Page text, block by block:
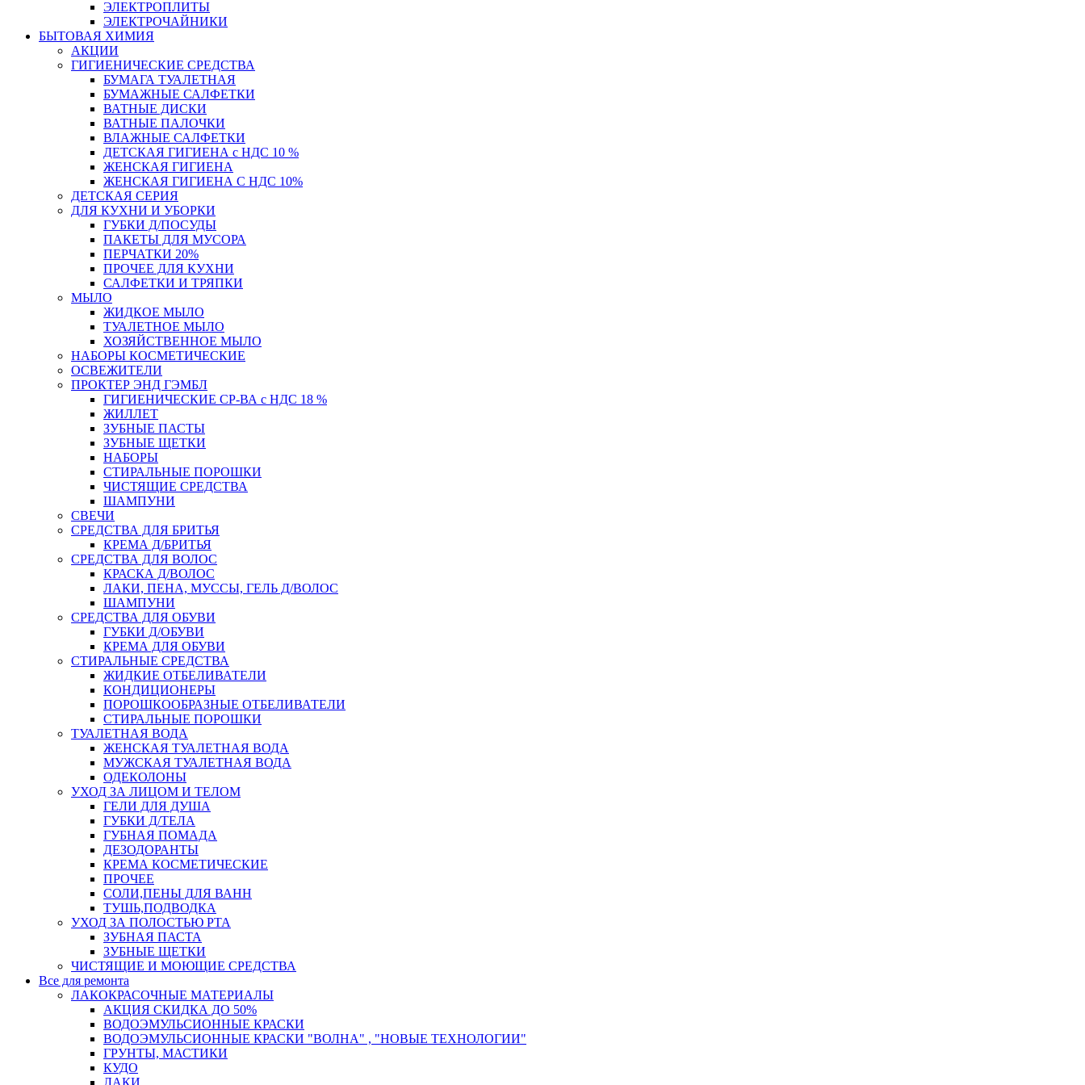
ЭЛЕКТРОПЛИТЫ
ЭЛЕКТРОЧАЙНИКИ
БЫТОВАЯ ХИМИЯ
АКЦИИ
ГИГИЕНИЧЕСКИЕ СРЕДСТВА
БУМАГА ТУАЛЕТНАЯ
БУМАЖНЫЕ САЛФЕТКИ
ВАТНЫЕ ДИСКИ
ВАТНЫЕ ПАЛОЧКИ
ВЛАЖНЫЕ САЛФЕТКИ
ДЕТСКАЯ ГИГИЕНА с НДС 10 %
ЖЕНСКАЯ ГИГИЕНА
ЖЕНСКАЯ ГИГИЕНА С НДС 10%
ДЕТСКАЯ СЕРИЯ
ДЛЯ КУХНИ И УБОРКИ
ГУБКИ Д/ПОСУДЫ
ПАКЕТЫ ДЛЯ МУСОРА
ПЕРЧАТКИ 20%
ПРОЧЕЕ ДЛЯ КУХНИ
САЛФЕТКИ И ТРЯПКИ
МЫЛО
ЖИДКОЕ МЫЛО
ТУАЛЕТНОЕ МЫЛО
ХОЗЯЙСТВЕННОЕ МЫЛО
НАБОРЫ КОСМЕТИЧЕСКИЕ
ОСВЕЖИТЕЛИ
ПРОКТЕР ЭНД ГЭМБЛ
ГИГИЕНИЧЕСКИЕ СР-ВА с НДС 18 %
ЖИЛЛЕТ
ЗУБНЫЕ ПАСТЫ
ЗУБНЫЕ ЩЕТКИ
НАБОРЫ
СТИРАЛЬНЫЕ ПОРОШКИ
ЧИСТЯЩИЕ СРЕДСТВА
ШАМПУНИ
СВЕЧИ
СРЕДСТВА ДЛЯ БРИТЬЯ
КРЕМА Д/БРИТЬЯ
СРЕДСТВА ДЛЯ ВОЛОС
КРАСКА Д/ВОЛОС
ЛАКИ, ПЕНА, МУССЫ, ГЕЛЬ Д/ВОЛОС
ШАМПУНИ
СРЕДСТВА ДЛЯ ОБУВИ
ГУБКИ Д/ОБУВИ
КРЕМА ДЛЯ ОБУВИ
СТИРАЛЬНЫЕ СРЕДСТВА
ЖИДКИЕ ОТБЕЛИВАТЕЛИ
КОНДИЦИОНЕРЫ
ПОРОШКООБРАЗНЫЕ ОТБЕЛИВАТЕЛИ
СТИРАЛЬНЫЕ ПОРОШКИ
ТУАЛЕТНАЯ ВОДА
ЖЕНСКАЯ ТУАЛЕТНАЯ ВОДА
МУЖСКАЯ ТУАЛЕТНАЯ ВОДА
ОДЕКОЛОНЫ
УХОД ЗА ЛИЦОМ И ТЕЛОМ
ГЕЛИ ДЛЯ ДУША
ГУБКИ Д/ТЕЛА
ГУБНАЯ ПОМАДА
ДЕЗОДОРАНТЫ
КРЕМА КОСМЕТИЧЕСКИЕ
ПРОЧЕЕ
СОЛИ,ПЕНЫ ДЛЯ ВАНН
ТУШЬ,ПОДВОДКА
УХОД ЗА ПОЛОСТЬЮ РТА
ЗУБНАЯ ПАСТА
ЗУБНЫЕ ЩЕТКИ
ЧИСТЯЩИЕ И МОЮЩИЕ СРЕДСТВА
Все для ремонта
ЛАКОКРАСОЧНЫЕ МАТЕРИАЛЫ
АКЦИЯ СКИДКА ДО 50%
ВОДОЭМУЛЬСИОННЫЕ КРАСКИ
ВОДОЭМУЛЬСИОННЫЕ КРАСКИ "ВОЛНА" , "НОВЫЕ ТЕХНОЛОГИИ"
ГРУНТЫ, МАСТИКИ
КУДО